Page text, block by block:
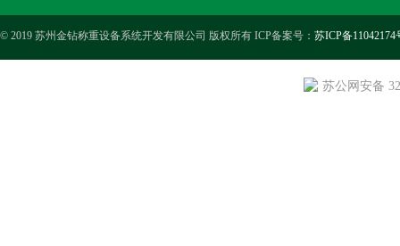
© 2019 苏州金钻称重设备系统开发有限公司 版权所有 ICP备案号： 苏ICP备11042174
苏公网安备